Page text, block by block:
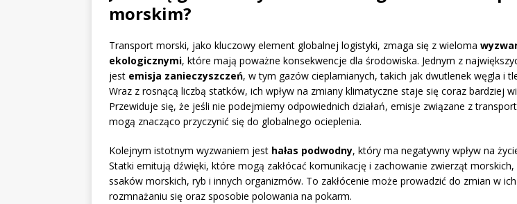
morskim?
Transport morski, jako kluczowy element globalnej logistyki, zmaga się z wieloma
ekologicznymi, które mają poważne konsekwencje dla środowiska. Jednym z
jest emisja zanieczyszczeń, w tym gazów cieplarnianych, takich jak dwutlenek węgla i
Wraz z rosnącą liczbą statków, ich wpływ na zmiany klimatyczne staje się coraz bardziej
Przewiduje się, że jeśli nie podejmiemy odpowiednich działań, emisje związane z
mogą znacząco przyczynić się do globalnego ocieplenia.
Kolejnym istotnym wyzwaniem jest hałas podwodny, który ma negatywny wpływ na
Statki emitują dźwięki, które mogą zakłócać komunikację i zachowanie zwierząt
ssaków morskich, ryb i innych organizmów. To zakłócenie może prowadzić do zmian w
rozmnażaniu się oraz sposobie polowania na pokarm.